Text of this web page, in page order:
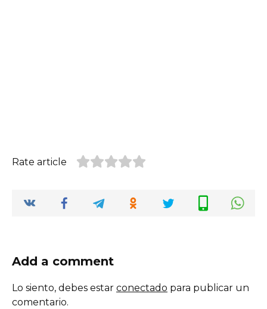
Rate article
Add a comment
Lo siento, debes estar conectado para publicar un
comentario.